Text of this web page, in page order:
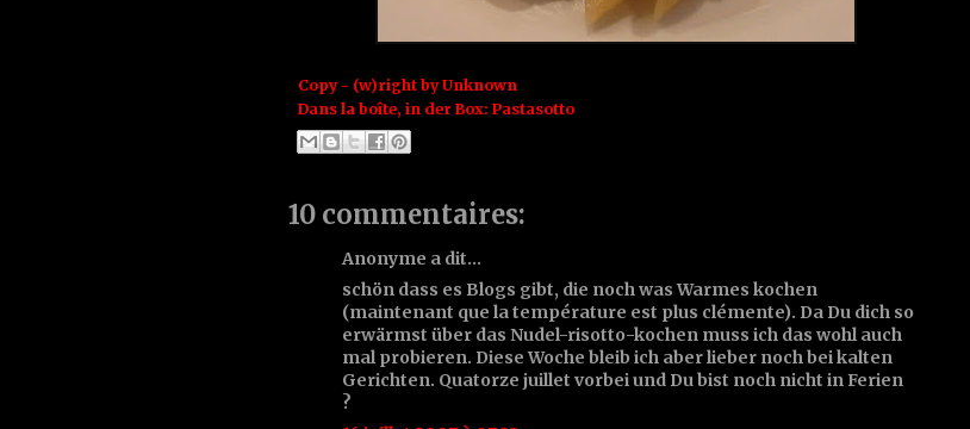
Copy - (w)right byUnknown
Dans la boîte, in der Box: Pastasotto
10 commentaires:
Anonyme a dit…
schön dass es Blogs gibt, die noch was Warmes kochen
(maintenant que la température est plus clémente). Da Du dich so
erwärmst über das Nudel-risotto-kochen muss ich das wohl auch
mal probieren. Diese Woche bleib ich aber lieber noch bei kalten
Gerichten. Quatorze juillet vorbei und Du bist noch nicht in Ferien
?